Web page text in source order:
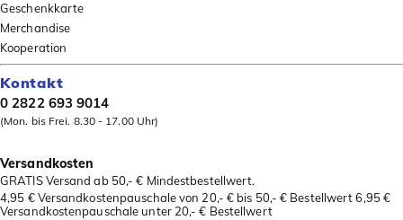
Geschenkkarte
Merchandise
Kooperation
Kontakt
0 2822 693 9014
(Mon. bis Frei. 8.30 - 17.00 Uhr)
Versandkosten
GRATIS Versand ab 50,- € Mindestbestellwert.
4,95 € Versandkostenpauschale von 20,- € bis 50,- € Bestellwert 6,95 €
Versandkostenpauschale unter 20,- € Bestellwert